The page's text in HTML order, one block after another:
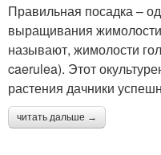
Правильная посадка –
выращивания
называют, жимолости
caerulea). Этот
растения дачники
читать дальше →